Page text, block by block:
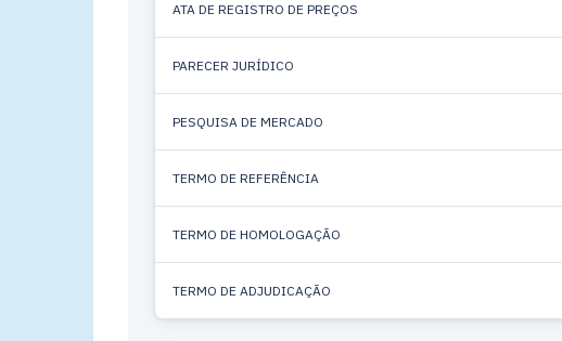
ATA DE REGISTRO DE PREÇOS
PARECER JURÍDICO
PESQUISA DE MERCADO
TERMO DE REFERÊNCIA
TERMO DE HOMOLOGAÇÃO
TERMO DE ADJUDICAÇÃO